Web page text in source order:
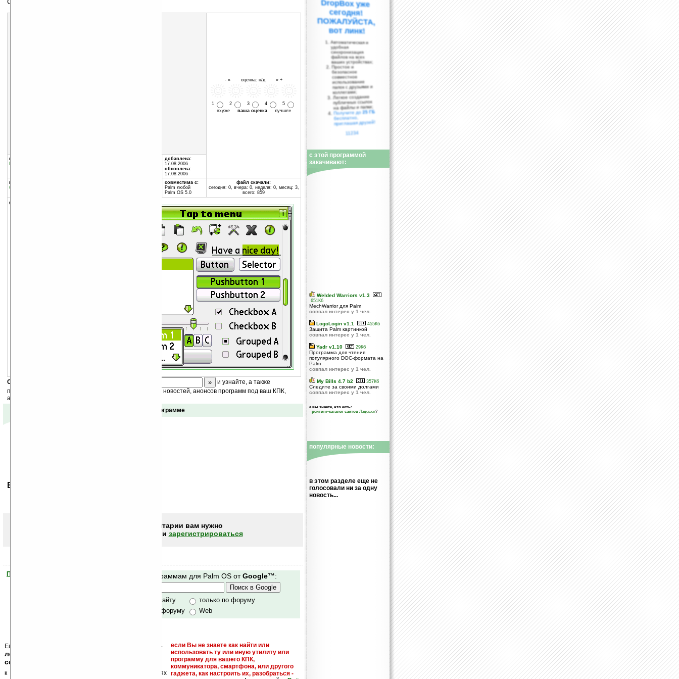
- « оценка: н/д » +
1 2 3 4
5
«хуже ваша оценкалучше»
группы программы:
Графика
добавлена:
17.08.2006
обновлена:
17.08.2006
программа:
бесплатная
совместима с:
Palm любой
Palm OS 5.0
файл скачали:
сегодня: 0, вчера: 0, неделя: 0, месяц: 3,
всего: 859
описание:
Скоро
и узнайте, а также
получайте ежедневный или еженедельный дайджест новостей, анонсов программ под ваш КПК,
акций сайта на ваш почтовый ящик.
Отзывы о программе
Ваше мнение будет первым.
Чтобы писать комментарии вам нужно
или зарегистрироваться
Помогите Ладошкам стать лучше
Поиск по программам для Palm OS отGoogle™:
только по сайту
только по форуму
по сайту и форуму
Web
Еще раз обращаем внимание, что
кейгены, кряки -
лекарства, серийные номера, ключи и
ссылки на варезные сайты
если Вы не знаете как найти или
использовать ту или иную утилиту или
программу для вашего КПК,
коммуникатора, смартфона, или другого
гаджета, как настроить их, разобраться -
к публикации на нашем сайте в комментариях
вот линк!
Автоматическая и
удобная
синхронизация
файлов на всех
ваших устройствах;
Простое и
безопасное
совместное
использование
папок с друзьями и
коллегами;
Легкое создание
публичных ссылок
на файлы и папки;
Получите до25 ГБ
бесплатно,
приглашая друзей!
11234
с этой программой
закачивают:
Welded Warriors v1.3
651Кб
MechWarrior для Palm
совпал интерес у 1 чел.
LogoLogin v1.1 455Кб
Защита Palm картинкой
совпал интерес у 1 чел.
Yadr v1.10 29Кб
Программа для чтения
популярного DOC-формата на
Palm
совпал интерес у 1 чел.
My Bills 4.7 b2 357Кб
Следите за своими долгами
совпал интерес у 1 чел.
а вы знаете, что есть:
- рейтинг-каталог сайтов Ладошек?
популярные новости:
в этом разделе еще не
голосовали ни за одну
новость...